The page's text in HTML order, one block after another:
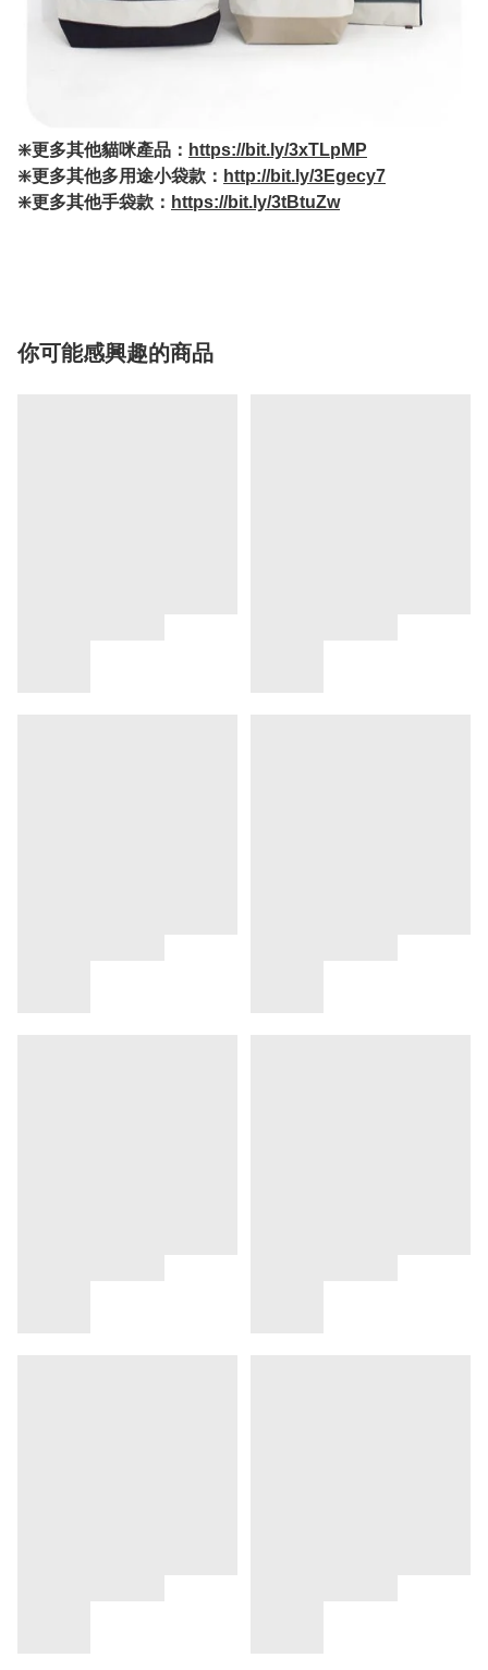
❇️更多其他貓咪產品： https://bit.ly/3xTLpMP
❇️更多其他多用途小袋款： http://bit.ly/3Egecy7
❇️更多其他手袋款： https://bit.ly/3tBtuZw
你可能感興趣的商品